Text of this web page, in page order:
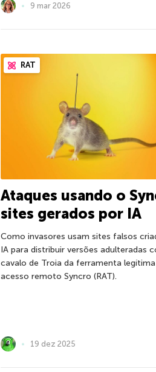
9 mar 2026
RAT
Ataques usando o
sites gerados por IA
Como invasores usam sites falsos
IA para distribuir versões adulteradas
cavalo de Troia da ferramenta
acesso remoto Syncro (RAT).
19 dez 2025